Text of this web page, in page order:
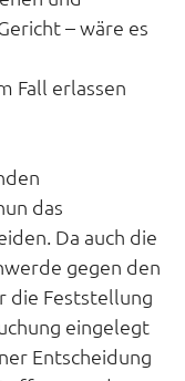
– wäre es
Fall erlassen
das
Da auch die
gegen den
die Feststellung
eingelegt
Entscheidung